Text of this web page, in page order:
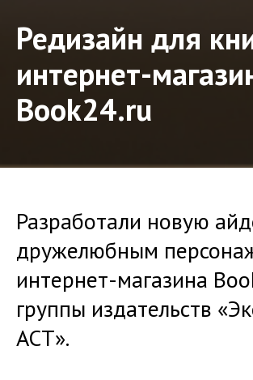
Редизайн для
интернет-
Book24.ru
Разработали новую
дружелюбным
интернет-магазина
группы издательств
АСТ».